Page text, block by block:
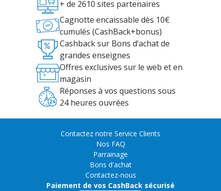
+ de 2610 sites partenaires
Cagnotte encaissable dès 10€
cumulés (CashBack+bonus)
Cashback sur Bons d’achat de
grandes enseignes
Offres exclusives sur le web et en
magasin
Réponses à vos questions sous
24 heures ouvrées
Contactez notre Service Clients
Nos FAQ
Parrainage
Bons d'achat
Contactez-nous
Paiement de vos CashBack sécurisé